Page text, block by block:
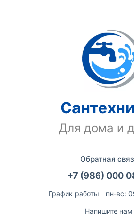
Для дома и
Обратная
+7 (986) 000
График работы: пн-вс:
Напишите нам